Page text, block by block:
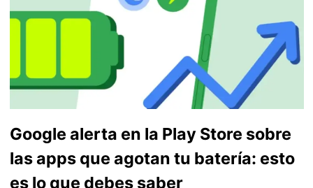
Google alerta en la Play Store sobre
las apps que agotan tu batería: esto
es lo que debes saber